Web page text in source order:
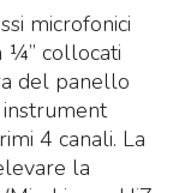
microfonici
¼” collocati
del panello
4 canali. La
la